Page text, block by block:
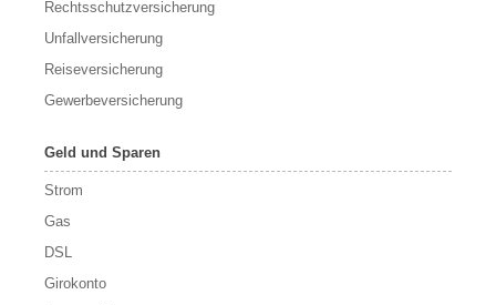
Rechtsschutzversicherung
Unfallversicherung
Reiseversicherung
Gewerbeversicherung
Geld und Sparen
Strom
Gas
DSL
Girokonto